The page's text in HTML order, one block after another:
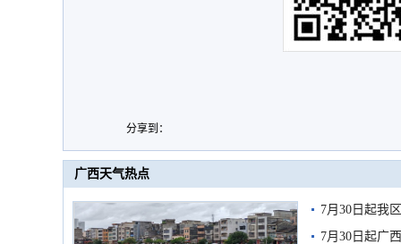
分享到：
广西天气热点
7月30日起我
7月30日起广